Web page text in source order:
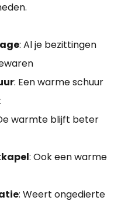
: Al je bezittingen
: Een warme schuur
warmte blijft beter
: Ook een warme
: Weert ongedierte